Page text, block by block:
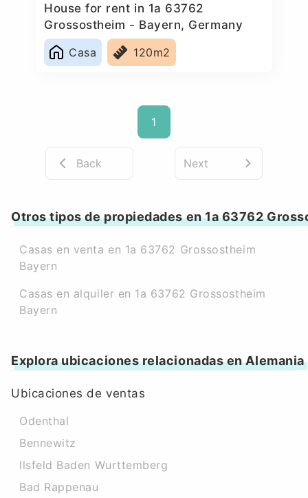
House for rent in 1a 63762
Grossostheim - Bayern, Germany
Casa
120m2
1
Back Next
Otros tipos de propiedades en 1a 63762
Casas en venta en 1a 63762 Grossostheim
Bayern
Casas en alquiler en 1a 63762 Grossostheim
Bayern
Explora ubicaciones relacionadas en Alemania
Ubicaciones de ventas
Odenthal
Bennewitz
Ilsfeld Baden Wurttemberg
Bad Rappenau